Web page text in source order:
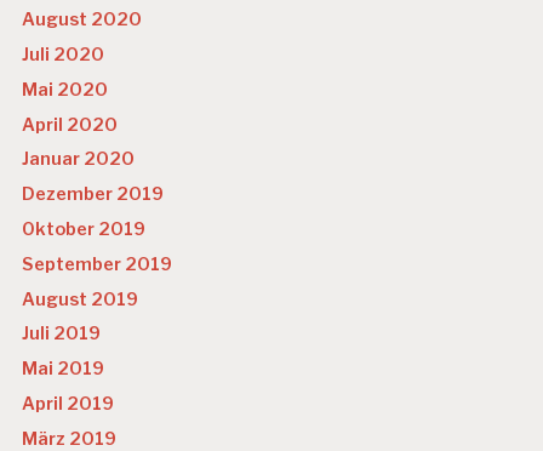
August 2020
Juli 2020
Mai 2020
April 2020
Januar 2020
Dezember 2019
Oktober 2019
September 2019
August 2019
Juli 2019
Mai 2019
April 2019
März 2019